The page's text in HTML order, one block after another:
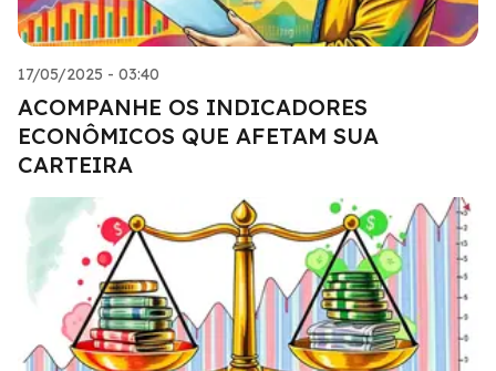
17/05/2025 - 03:40
ACOMPANHE OS INDICADORES
ECONÔMICOS QUE AFETAM SUA
CARTEIRA